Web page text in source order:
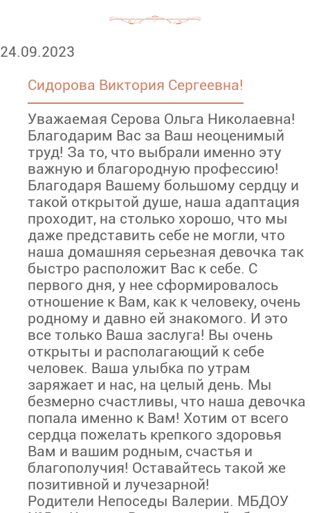
24.09.2023
Сидорова Виктория Сергеевна!
Уважаемая Серова Ольга Николаевна!
Благодарим Вас за Ваш неоценимый
труд! За то, что выбрали именно эту
важную и благородную профессию!
Благодаря Вашему большому сердцу и
такой открытой душе, наша адаптация
проходит, на столько хорошо, что мы
даже представить себе не могли, что
наша домашняя серьезная девочка так
быстро расположит Вас к себе. С
первого дня, у нее сформировалось
отношение к Вам, как к человеку, очень
родному и давно ей знакомого. И это
все только Ваша заслуга! Вы очень
открыты и располагающий к себе
человек. Ваша улыбка по утрам
заряжает и нас, на целый день. Мы
безмерно счастливы, что наша девочка
попала именно к Вам! Хотим от всего
сердца пожелать крепкого здоровья
Вам и вашим родным, счастья и
благополучия! Оставайтесь такой же
позитивной и лучезарной!
Родители Непоседы Валерии. МБДОУ